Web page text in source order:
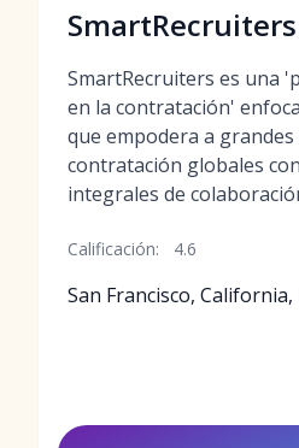
SmartRecruiters
SmartRecruiters es una
en la contratación'
que empodera a
contratación globales
integrales de
Calificación: 4.6
San Francisco, California,